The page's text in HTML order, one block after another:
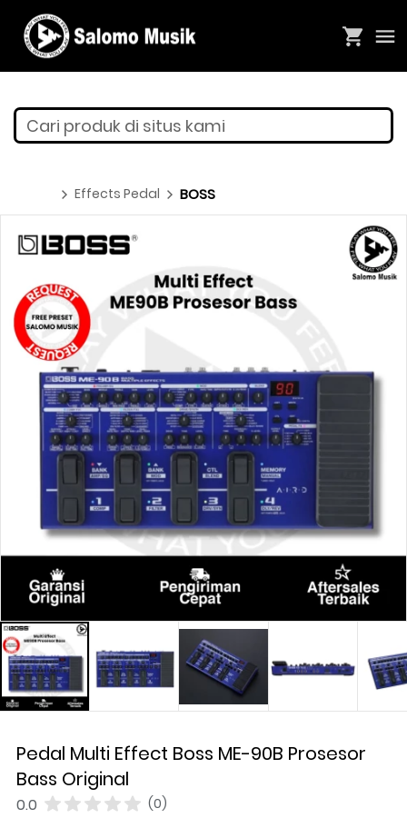
Cari produk di situs kami
Effects Pedal BOSS
Pedal Multi Effect Boss ME-90B Prosesor
Bass Original
0.0 (0)